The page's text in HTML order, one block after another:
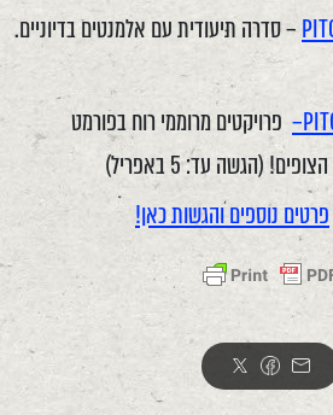
– סדרה תיעודית עם אלמנטים בדיוניים.
פרויקטים מרוממי רוח בפורמט
(הגשה עד: 5 באפריל)
פרטים נוספים והגשות כאן!